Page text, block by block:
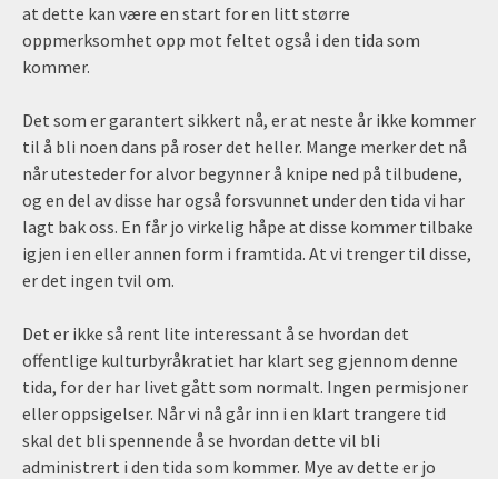
at dette kan være en start for en litt større
oppmerksomhet opp mot feltet også i den tida som
kommer.
Det som er garantert sikkert nå, er at neste år ikke kommer
til å bli noen dans på roser det heller. Mange merker det nå
når utesteder for alvor begynner å knipe ned på tilbudene,
og en del av disse har også forsvunnet under den tida vi har
lagt bak oss. En får jo virkelig håpe at disse kommer tilbake
igjen i en eller annen form i framtida. At vi trenger til disse,
er det ingen tvil om.
Det er ikke så rent lite interessant å se hvordan det
offentlige kulturbyråkratiet har klart seg gjennom denne
tida, for der har livet gått som normalt. Ingen permisjoner
eller oppsigelser. Når vi nå går inn i en klart trangere tid
skal det bli spennende å se hvordan dette vil bli
administrert i den tida som kommer. Mye av dette er jo